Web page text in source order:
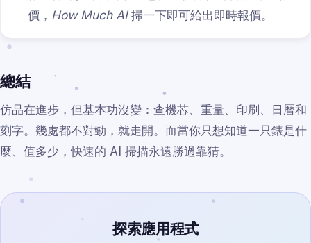
價， How Much AI掃一下即可給出即時報價。
總結
仿品在進步，但基本功沒變：查機芯、重量、印刷、日曆和
刻字。幾處都不對勁，就走開。而當你只想知道一只錶是什
麼、值多少，快速的 AI 掃描永遠勝過靠猜。
探索應用程式